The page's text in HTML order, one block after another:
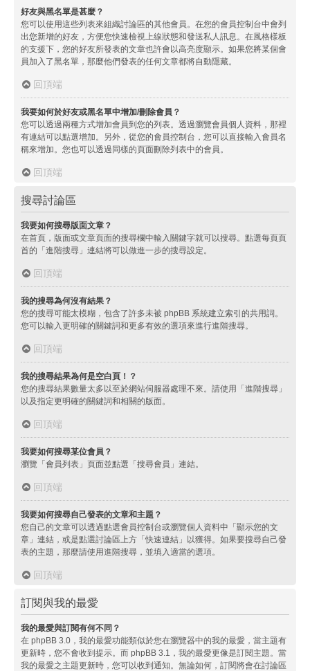
好友與黑名單是甚麼？
您可以使用這些列表來組織討論區的其他會員。在您的會員控制台中會列
出您新增的好友，方便您快速檢視上線狀態和發送私人訊息。在風格樣板
的支援下，您的好友所發表的文章也許會以高亮度顯示。如果您將某個會
員加入了黑名單，那麼他們發表的任何文章都將自動隱藏。
回頂端
我要如何於好友或黑名單中增加/刪除會員？
您可以透過兩種方式增加會員到您的列表。透過瀏覽會員個人資料，那裡
有連結可以點選增加。另外，從您的會員控制台，您可以直接輸入會員名
稱來增加。您也可以透過同樣的頁面刪除列表中的會員。
回頂端
搜尋討論區
我要如何搜尋版面文章？
在首頁，版面或文章頁面的搜尋欄中輸入關鍵字就可以搜尋。點選每頁頁
首的「進階搜尋」連結將可以做進一步的搜尋設定。
回頂端
我的搜尋為何沒有結果？
您的搜尋可能太模糊，包含了許多未被 phpBB 系統建立索引的共用詞。
您可以輸入更明確的關鍵詞和更多有效的選項來進行進階搜尋。
回頂端
我的搜尋結果為何是空白頁！？
您的搜尋結果數量太多以至於網站伺服器處理不來。請使用「進階搜尋」
以及指定更明確的關鍵詞和相關的版面。
回頂端
我要如何搜尋某位會員？
瀏覽「會員列表」頁面並點選「搜尋會員」連結。
回頂端
我要如何搜尋自己發表的文章和主題？
您自己的文章可以透過點選會員控制台或瀏覽個人資料中「顯示您的文
章」連結，或是點選討論區上方「快速連結」以獲得。如果要搜尋自己發
表的主題，那麼請使用進階搜尋，並填入適當的選項。
回頂端
訂閱與我的最愛
我的最愛與訂閱有何不同？
在 phpBB 3.0，我的最愛功能類似於您在瀏覽器中的我的最愛，當主題有
更新時，您不會收到提示。而 phpBB 3.1，我的最愛更像是訂閱主題。當
我的最愛之主題更新時，您可以收到通知。無論如何，訂閱將會在討論區